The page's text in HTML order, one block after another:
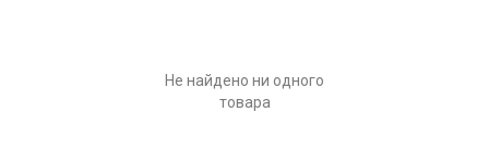
Не найдено ни одного
товара